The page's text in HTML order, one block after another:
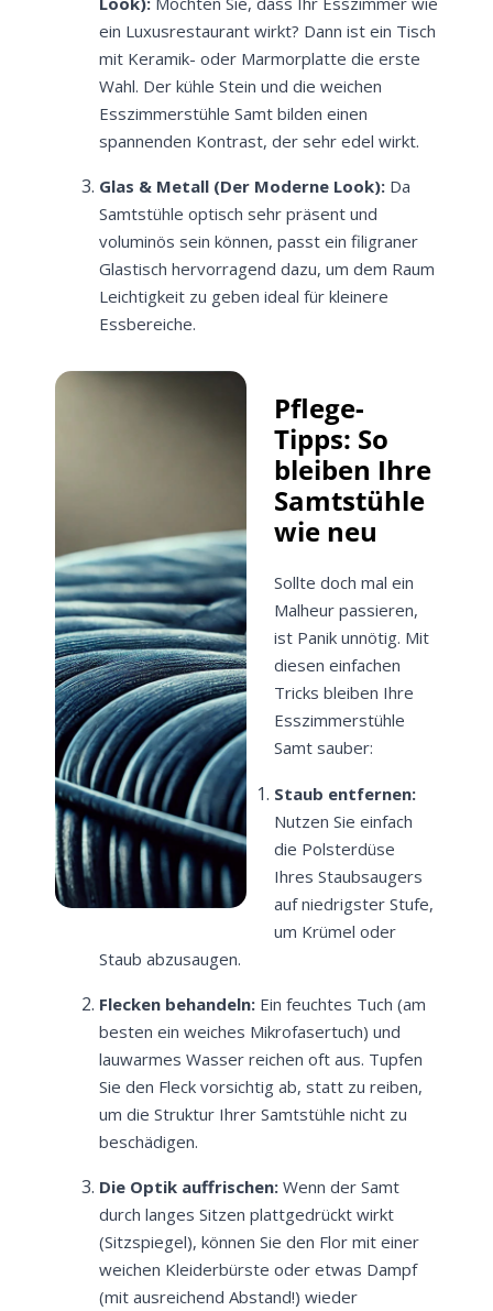
ein Luxusrestaurant wirkt? Dann ist ein Tisch
mit Keramik- oder Marmorplatte die erste
Wahl. Der kühle Stein und die weichen
Esszimmerstühle Samt bilden einen
spannenden Kontrast, der sehr edel wirkt.
Glas & Metall (Der Moderne Look): Da
Samtstühle optisch sehr präsent und
voluminös sein können, passt ein filigraner
Glastisch hervorragend dazu, um dem Raum
Leichtigkeit zu geben ideal für kleinere
Essbereiche.
Pflege-
Tipps: So
bleiben Ihre
Samtstühle
wie neu
Sollte doch mal ein
Malheur passieren,
ist Panik unnötig. Mit
diesen einfachen
Tricks bleiben Ihre
Esszimmerstühle
Samt sauber:
Staub entfernen:
Nutzen Sie einfach
die Polsterdüse
Ihres Staubsaugers
auf niedrigster Stufe,
um Krümel oder
Staub abzusaugen.
Flecken behandeln: Ein feuchtes Tuch (am
besten ein weiches Mikrofasertuch) und
lauwarmes Wasser reichen oft aus. Tupfen
Sie den Fleck vorsichtig ab, statt zu reiben,
um die Struktur Ihrer Samtstühle nicht zu
beschädigen.
Die Optik auffrischen: Wenn der Samt
durch langes Sitzen plattgedrückt wirkt
(Sitzspiegel), können Sie den Flor mit einer
weichen Kleiderbürste oder etwas Dampf
(mit ausreichend Abstand!) wieder